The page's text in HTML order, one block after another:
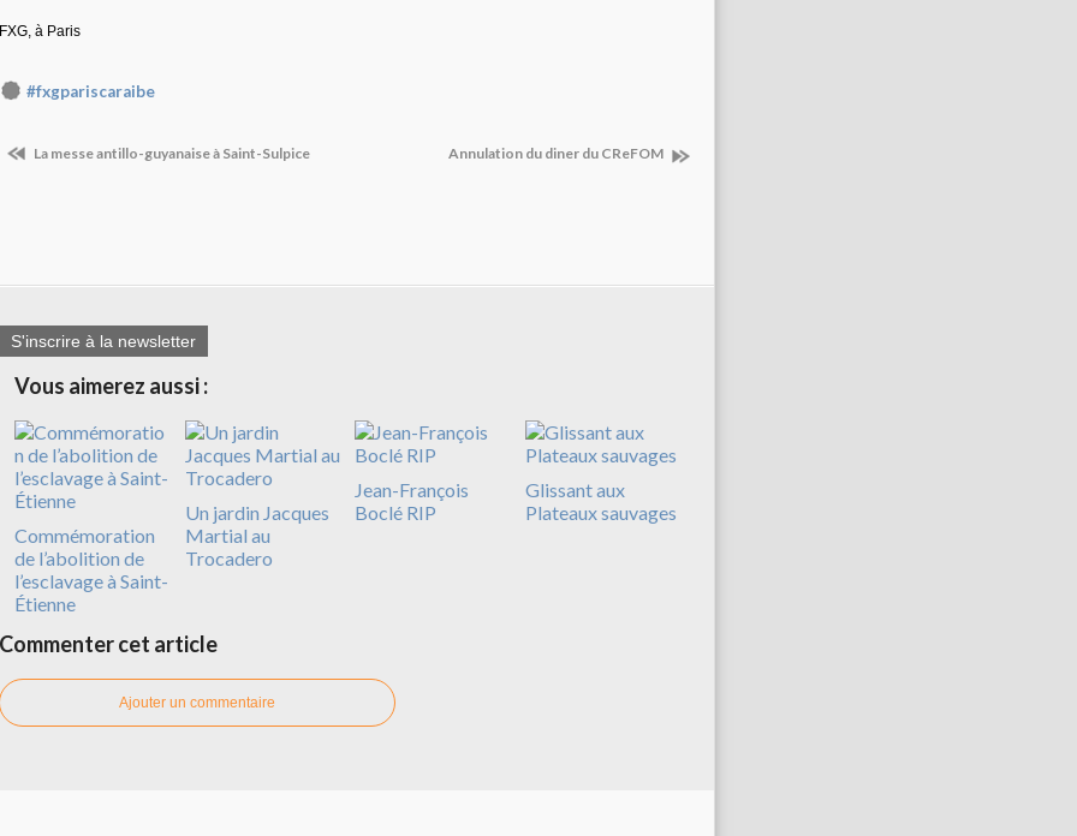
FXG, à Paris
#fxgpariscaraibe
La messe antillo-guyanaise à Saint-Sulpice Annulation du diner du CReFOM
S'inscrire à la newsletter
Vous aimerez aussi :
Commémoration
de l’abolition de
l’esclavage à Saint-
Étienne
Un jardin Jacques
Martial au
Trocadero
Jean-François
Boclé RIP
Glissant aux
Plateaux sauvages
Commenter cet article
Ajouter un commentaire